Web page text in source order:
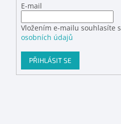
E-mail
Vložením e-mailu souhlasíte s
osobních údajů
PŘIHLÁSIT SE